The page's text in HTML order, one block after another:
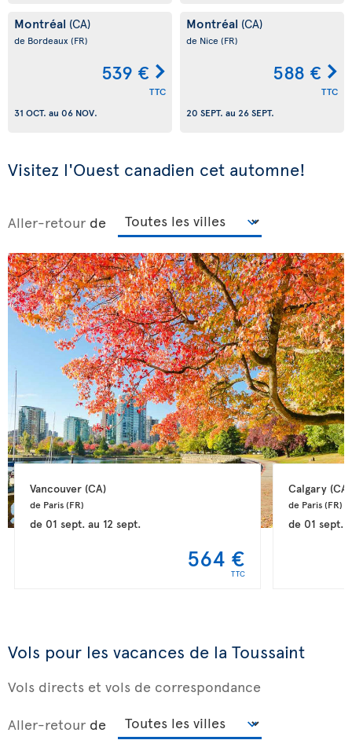
Montréal (CA)
de Bordeaux (FR)
539 €
TTC
31 OCT. au 06 NOV.
Montréal (CA)
de Nice (FR)
588 €
TTC
20 SEPT. au 26 SEPT.
Visitez l'Ouest canadien cet automne!
Aller-retour de
Vancouver (CA)
de Paris (FR)
de 01 sept.au 12 sept.
564 €
TTC
Calgary (CA)
de Paris (FR)
de 01 sept.
Vols pour les vacances de la Toussaint
Vols directs et vols de correspondance
Aller-retour de